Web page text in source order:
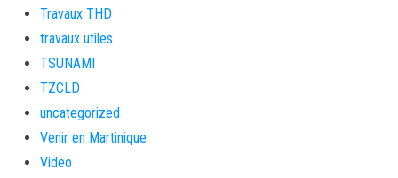
Travaux THD
travaux utiles
TSUNAMI
TZCLD
uncategorized
Venir en Martinique
Video